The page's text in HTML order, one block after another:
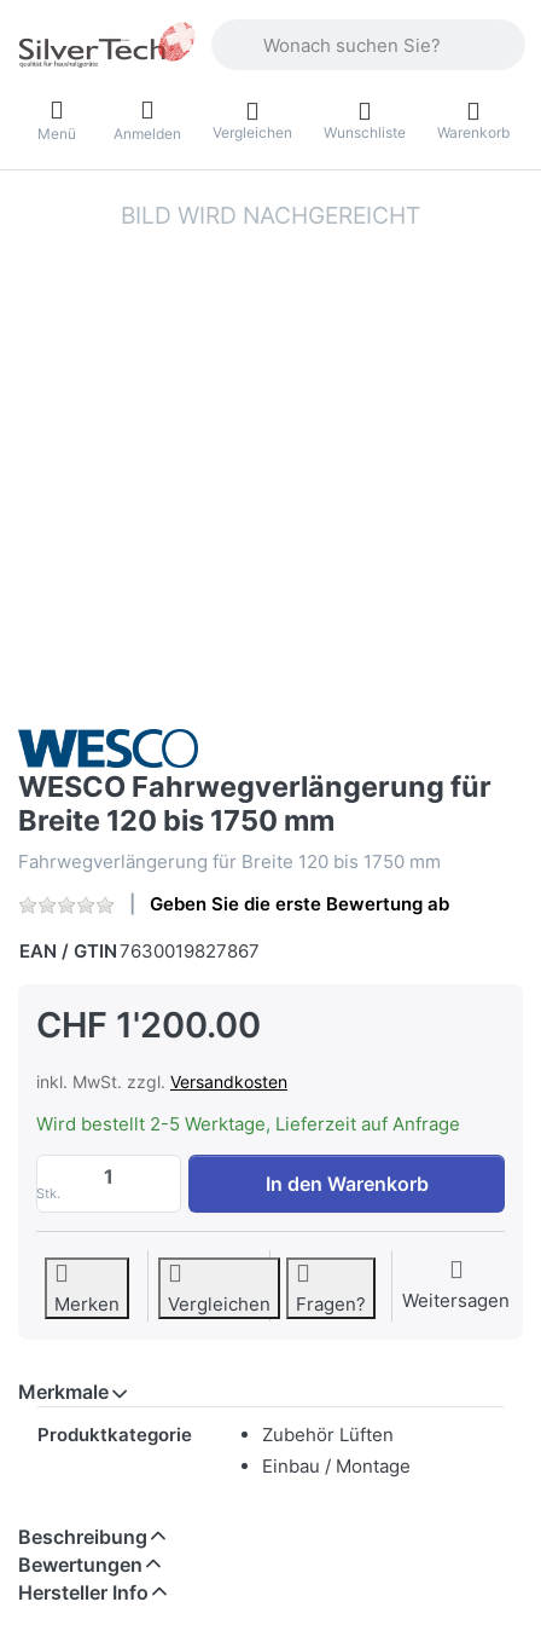
Menü Anmelden Vergleichen Wunschliste Warenkorb
WESCO Fahrwegverlängerung für
Breite 120 bis 1750 mm
Fahrwegverlängerung für Breite 120 bis 1750 mm
Geben Sie die erste Bewertung ab
EAN / GTIN7630019827867
CHF 1'200.00
inkl. MwSt. zzgl. Versandkosten
Wird bestellt 2-5 Werktage, Lieferzeit auf Anfrage
Stk.
WESCO Fahrwegverlängerung für Breite
In den Warenkorb
Merken Vergleichen Fragen? Weitersagen
Merkmale
Produktkategorie
Zubehör Lüften
Einbau / Montage
Beschreibung
Bewertungen
Hersteller Info